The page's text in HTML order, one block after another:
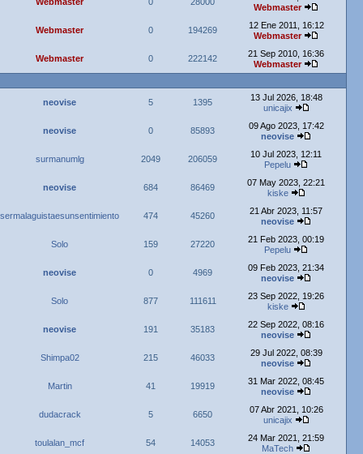
Webmaster
Webmaster 0 194269
12 Ene 2011, 16:12
Webmaster
Webmaster 0 222142
21 Sep 2010, 16:36
Webmaster
neovise 5 1395
13 Jul 2026, 18:48
unicajix
neovise 0 85893
09 Ago 2023, 17:42
neovise
surmanumlg 2049 206059
10 Jul 2023, 12:11
Pepelu
neovise 684 86469
07 May 2023, 22:21
kiske
sermalaguistaesunsentimiento 474 45260
21 Abr 2023, 11:57
neovise
Solo 159 27220
21 Feb 2023, 00:19
Pepelu
neovise 0 4969
09 Feb 2023, 21:34
neovise
Solo 877 111611
23 Sep 2022, 19:26
kiske
neovise 191 35183
22 Sep 2022, 08:16
neovise
Shimpa02 215 46033
29 Jul 2022, 08:39
neovise
Martin 41 19919
31 Mar 2022, 08:45
neovise
dudacrack 5 6650
07 Abr 2021, 10:26
unicajix
toulalan_mcf 54 14053
24 Mar 2021, 21:59
MaTech